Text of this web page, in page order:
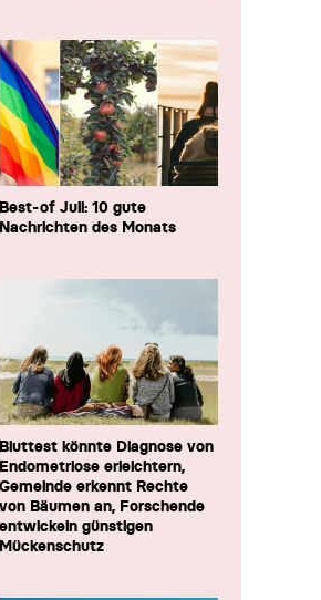
Best-of Juli: 10 gute
Nachrichten des Monats
Bluttest könnte Diagnose von
Endometriose erleichtern,
Gemeinde erkennt Rechte
von Bäumen an, Forschende
entwickeln günstigen
Mückenschutz